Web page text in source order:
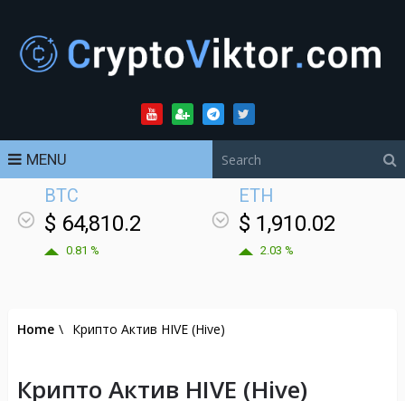
MENU
BTC
$ 64,810.2
0.81 %
ETH
$ 1,910.02
2.03 %
Home \ Крипто Актив HIVE (Hive)
Крипто Актив HIVE (Hive)